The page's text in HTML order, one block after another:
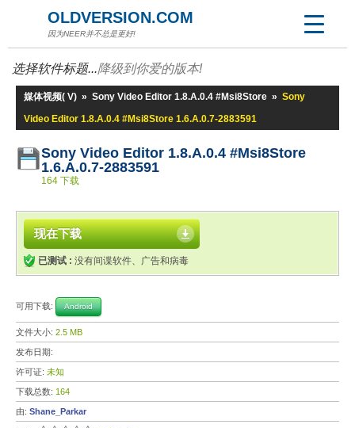
OLDVERSION.COM
因为NEER并不总是更好!
选择软件标题...降级到你爱的版本!
媒体视频( V) » Sony Video Editor 1.8.A.0.4 #Msi8Store » Sony
Video Editor 1.8.A.0.4 #Msi8Store 1.6.A.0.7-2883591
Sony Video Editor 1.8.A.0.4 #Msi8Store
1.6.A.0.7-2883591
164 下载
现在下载
已测试 : 没有间谍软件、广告和病毒
可用下载: Android
文件大小: 2.5 MB
发布日期:
许可证: 未知
下载总数: 164
由: Shane_Parkar